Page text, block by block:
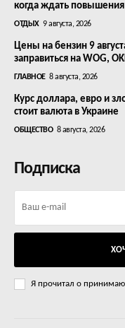
когда ждать повышения
ОТДЫХ 9 августа, 2026
Цены на бензин 9
заправиться на WOG,
ГЛАВНОЕ 8 августа, 2026
Курс доллара, евро и
стоит валюта в Украине
ОБЩЕСТВО 8 августа, 2026
Подписка
Я прочитал о принимаю